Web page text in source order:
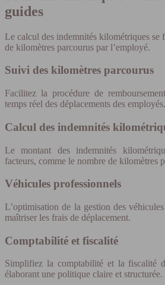
guides
Le calcul des indemnités kilométriques
de kilomètres parcourus par l’employé.
Suivi des kilomètres parcourus
Facilitez la procédure de
temps réel des déplacements des employés.
Calcul des indemnités
Le montant des indemnités
facteurs, comme le nombre de kilomètres
Véhicules professionnels
L’optimisation de la gestion des
maîtriser les frais de déplacement.
Comptabilité et fiscalité
Simplifiez la comptabilité et la fiscalité
élaborant une politique claire et structurée.